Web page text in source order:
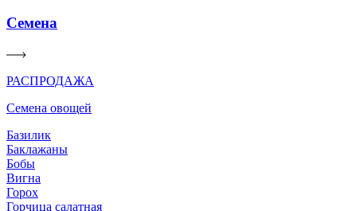
Семена
РАСПРОДАЖА
Семена овощей
Базилик
Баклажаны
Бобы
Вигна
Горох
Горчица салатная